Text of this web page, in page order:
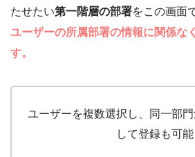
たせたい第一階層の部署をこの画面
ユーザーの所属部署の情報に関係な
す。
ユーザーを複数選択し、同一部
して登録も可能